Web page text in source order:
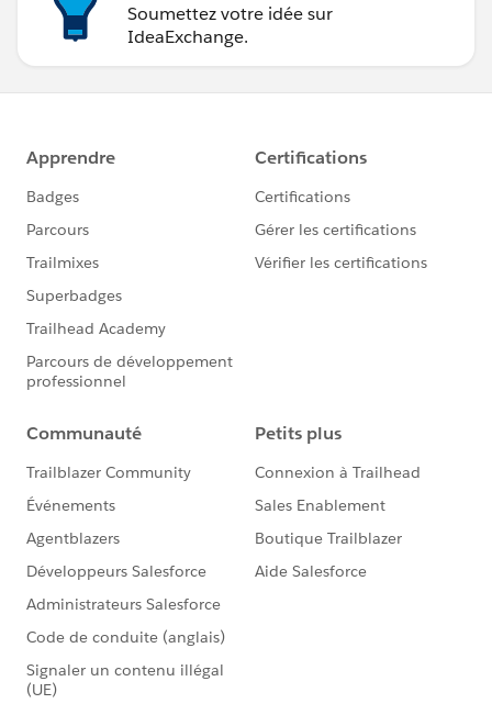
Soumettez votre idée sur
IdeaExchange.